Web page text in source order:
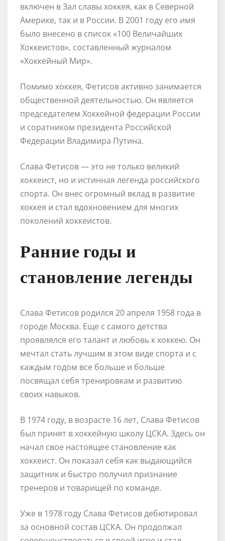
включен в Зал славы хоккея, как в Северной
Америке, так и в России. В 2001 году его имя
было внесено в список «100 Величайших
Хоккеистов», составленный журналом
«Хоккейный Мир».
Помимо хоккея, Фетисов активно занимается
общественной деятельностью. Он является
председателем Хоккейной федерации России
и соратником президента Российской
Федерации Владимира Путина.
Слава Фетисов — это не только великий
хоккеист, но и истинная легенда российского
спорта. Он внес огромный вклад в развитие
хоккея и стал вдохновением для многих
поколений хоккеистов.
Ранние годы и
становление легенды
Слава Фетисов родился 20 апреля 1958 года в
городе Москва. Еще с самого детства
проявлялся его талант и любовь к хоккею. Он
мечтал стать лучшим в этом виде спорта и с
каждым годом все больше и больше
посвящал себя тренировкам и развитию
своих навыков.
В 1974 году, в возрасте 16 лет, Слава Фетисов
был принят в хоккейную школу ЦСКА. Здесь он
начал свое настоящее становление как
хоккеист. Он показал себя как выдающийся
защитник и быстро получил признание
тренеров и товарищей по команде.
Уже в 1978 году Слава Фетисов дебютировал
за основной состав ЦСКА. Он продолжал